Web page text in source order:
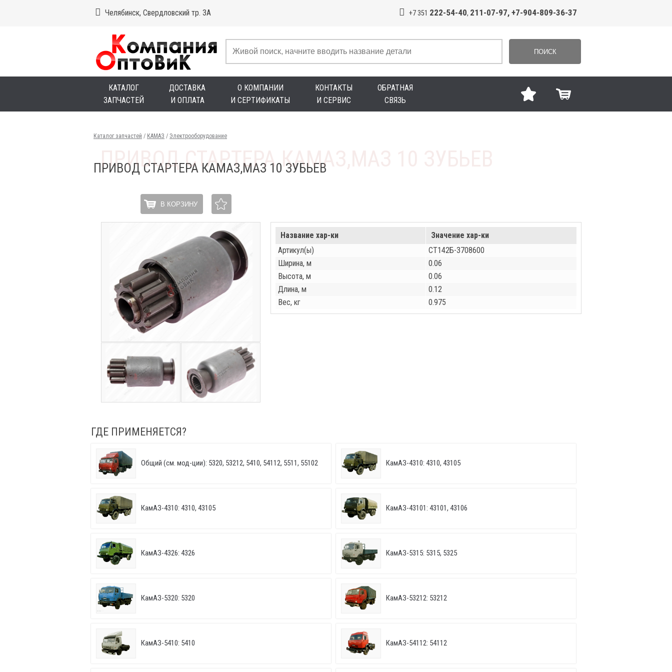
Челябинск, Свердловский тр. 3А +7 351 222-54-40, 211-07-97, +7-904-809-36-37
ПОИСК
КАТАЛОГ
ЗАПЧАСТЕЙ
ДОСТАВКА
И ОПЛАТА
О КОМПАНИИ
И СЕРТИФИКАТЫ
КОНТАКТЫ
И СЕРВИС
ОБРАТНАЯ
СВЯЗЬ
Каталог запчастей / КАМАЗ / Электрооборудование
ПРИВОД СТАРТЕРА КАМАЗ,МАЗ 10 ЗУБЬЕВ
В КОРЗИНУ
Название хар-ки
Значение хар-ки
Артикул(ы)
СТ142Б-3708600
Ширина, м
0.06
Высота, м
0.06
Длина, м
0.12
Вес, кг
0.975
ГДЕ ПРИМЕНЯЕТСЯ?
Общий (см. мод-ции): 5320, 53212, 5410, 54112, 5511, 55102 КамАЗ-4310: 4310, 43105
КамАЗ-4310: 4310, 43105 КамАЗ-43101: 43101, 43106
КамАЗ-4326: 4326 КамАЗ-5315: 5315, 5325
КамАЗ-5320: 5320 КамАЗ-53212: 53212
КамАЗ-5410: 5410 КамАЗ-54112: 54112